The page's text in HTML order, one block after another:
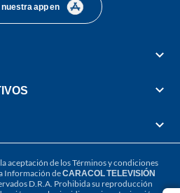
app en
aceptación de losTérminos y condiciones
Información deCARACOL TELEVISIÓN
D.R.A. Prohibida su reproducción